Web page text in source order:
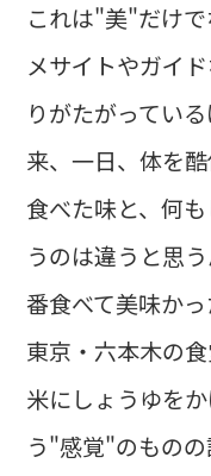
これは"美"だけ
メサイトやガイ
りがたがってい
来、一日、体を
食べた味と、何
うのは違うと思
番食べて美味か
東京・六本木の
米にしょうゆを
う"感覚"のもの